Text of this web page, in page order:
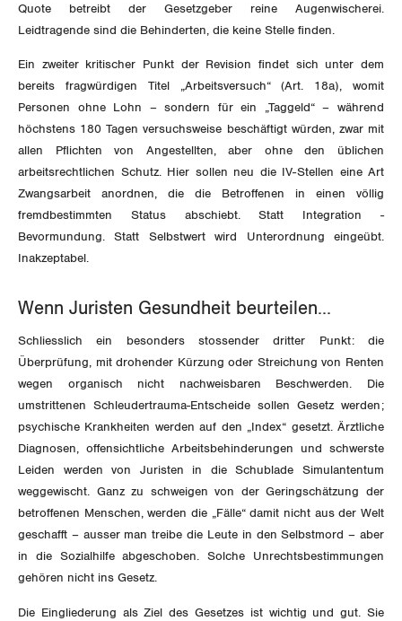
Glarus
Jura
Luzern
Neuenburg
Nidwalden
Obwalden
Schaffhausen
Schwyz
St. Gallen-Appenzell
Solothurn
Tessin
Thurgau
Uri
Quote betreibt der Gesetzgeber reine Augenwischerei.
Leidtragende sind die Behinderten, die keine Stelle finden.
Ein zweiter kritischer Punkt der Revision findet sich unter dem
bereits fragwürdigen Titel „Arbeitsversuch“ (Art. 18a), womit
Personen ohne Lohn – sondern für ein „Taggeld“ – während
höchstens 180 Tagen versuchsweise beschäftigt würden, zwar mit
allen Pflichten von Angestellten, aber ohne den üblichen
arbeitsrechtlichen Schutz. Hier sollen neu die IV-Stellen eine Art
Zwangsarbeit anordnen, die die Betroffenen in einen völlig
fremdbestimmten Status abschiebt. Statt Integration -
Bevormundung. Statt Selbstwert wird Unterordnung eingeübt.
Inakzeptabel.
Wenn Juristen Gesundheit beurteilen…
Schliesslich ein besonders stossender dritter Punkt: die
Überprüfung, mit drohender Kürzung oder Streichung von Renten
wegen organisch nicht nachweisbaren Beschwerden. Die
umstrittenen Schleudertrauma-Entscheide sollen Gesetz werden;
psychische Krankheiten werden auf den „Index“ gesetzt. Ärztliche
Diagnosen, offensichtliche Arbeitsbehinderungen und schwerste
Leiden werden von Juristen in die Schublade Simulantentum
weggewischt. Ganz zu schweigen von der Geringschätzung der
betroffenen Menschen, werden die „Fälle“ damit nicht aus der Welt
geschafft – ausser man treibe die Leute in den Selbstmord – aber
in die Sozialhilfe abgeschoben. Solche Unrechtsbestimmungen
gehören nicht ins Gesetz.
Die Eingliederung als Ziel des Gesetzes ist wichtig und gut. Sie